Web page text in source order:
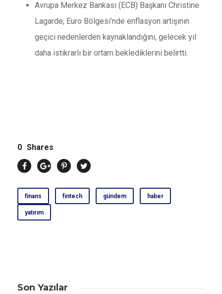
Avrupa Merkez Bankası (ECB) Başkanı Christine
Lagarde, Euro Bölgesi’nde enflasyon artışının
geçici nedenlerden kaynaklandığını, gelecek yıl
daha istikrarlı bir ortam beklediklerini belirtti.
0 Shares
finans fintech gündem haber
yatırım
Son Yazılar